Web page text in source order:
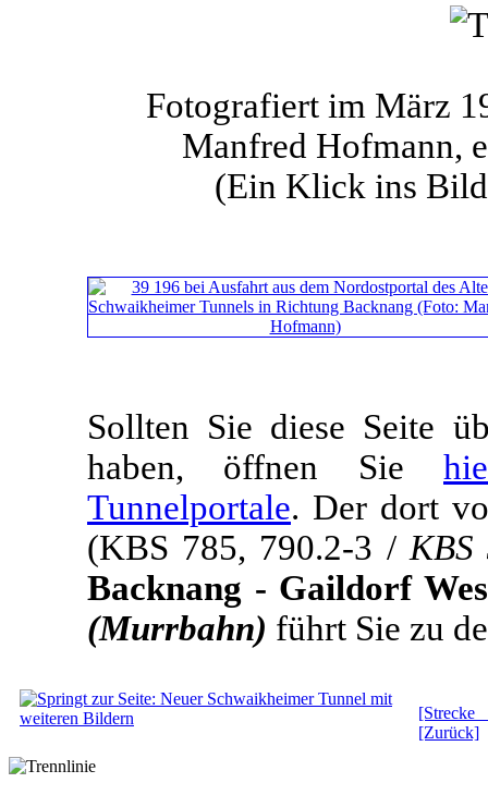
Fotografiert im März
Manfred Hofmann,
(Ein Klick ins
Sollten Sie diese Seite
haben, öffnen Sie
Tunnelportale. Der dort
(KBS 785, 790.2-3 / KBS
Backnang - Gaildorf
(Murrbahn) führt Sie zu
[Zurück]